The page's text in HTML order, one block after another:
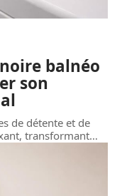
balnéo
son
de détente et de
transformant…